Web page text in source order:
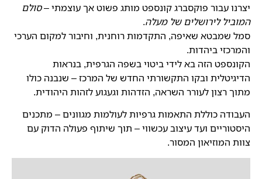
יצרנו עבור פוקסברג קונספט מותג פשוט אך עוצמתי –סולם
המוביל לירושלים של מעלה.
סמל שמבטא שאיפה, התקדמות רוחנית, וחיבור למקום הערכי
והמרכזי ביהדות.
הקונספט הזה בא לידי ביטוי בשפה הגרפית, בנראות
הדיגיטלית ובקו התקשורתי החדש של המרכז – שנבנה כולו
מתוך רצון לעורר השראה, הזדהות וגעגוע לזהות היהודית.
העבודה כוללת התאמות גרפיות לעולמות מגוונים – מתכנים
היסטוריים ועד עיצוב עכשווי – תוך שיתוף פעולה הדוק עם
צוות המוזיאון המסור.